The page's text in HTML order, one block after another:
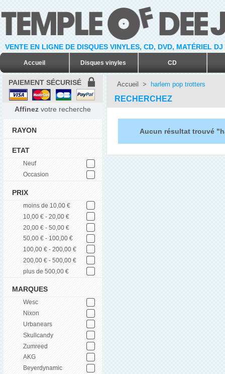
VENTE EN LIGNE DE DISQUES VINYLES, CD, DVD, MATÉRIEL
Accueil Disques vinyles CD
PAIEMENT SÉCURISÉ
Affinez votre recherche
RAYON
ETAT
Neuf
Occasion
PRIX
moins de 10,00 €
10,00 € - 20,00 €
20,00 € - 50,00 €
50,00 € - 100,00 €
100,00 € - 200,00 €
200,00 € - 500,00 €
plus de 500,00 €
MARQUES
Wesc
Nixon
Urbanears
Skullcandy
Zumreed
AKG
Beyerdynamic
Accueil > harlem pop trotters
RECHERCHEZ
Aucun résultat trouvé